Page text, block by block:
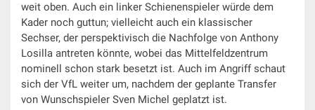
weit oben. Auch ein linker Schienenspieler würde dem
Kader noch guttun; vielleicht auch ein klassischer
Sechser, der perspektivisch die Nachfolge von Anthony
Losilla antreten könnte, wobei das Mittelfeldzentrum
nominell schon stark besetzt ist. Auch im Angriff schaut
sich der VfL weiter um, nachdem der geplante Transfer
von Wunschspieler Sven Michel geplatzt ist.